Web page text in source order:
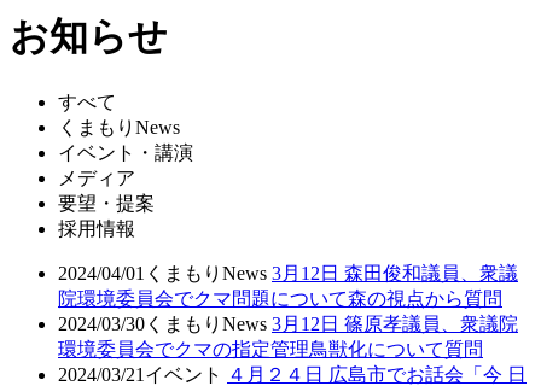
お知らせ
すべて
くまもりNews
イベント・講演
メディア
要望・提案
採用情報
2024/04/01 くまもりNews 3月12日 森田俊和議員、衆議
院環境委員会でクマ問題について森の視点から質問
2024/03/30 くまもりNews 3月12日 篠原孝議員、衆議院
環境委員会でクマの指定管理鳥獣化について質問
2024/03/21 イベント
４月２４日 広島市でお話会「今 日